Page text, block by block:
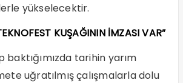
yükselecektir.
KUŞAĞININ İMZASI VAR”
baktığımızda tarihin yarım
uğratılmış çalışmalarla dolu